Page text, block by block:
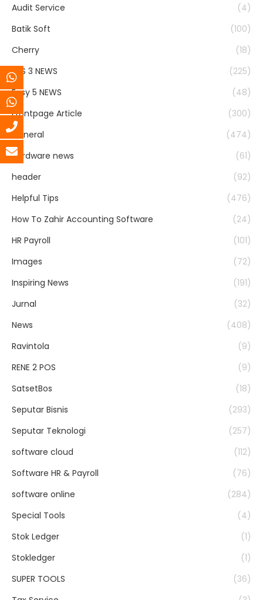
Audit Service
(4)
Batik Soft
(100)
Cherry
(18)
EAS 3 NEWS
(225)
Easy 5 NEWS
(48)
Frontpage Article
(300)
General
(474)
Hardware news
(61)
header
(92)
Helpful Tips
(476)
How To Zahir Accounting Software
(24)
HR Payroll
(101)
Images
(72)
Inspiring News
(191)
Jurnal
(32)
News
(408)
Ravintola
(9)
RENE 2 POS
(9)
SatsetBos
(18)
Seputar Bisnis
(293)
Seputar Teknologi
(257)
software cloud
(112)
Software HR & Payroll
(76)
software online
(284)
Special Tools
(4)
Stok Ledger
(1)
Stokledger
(1)
SUPER TOOLS
(36)